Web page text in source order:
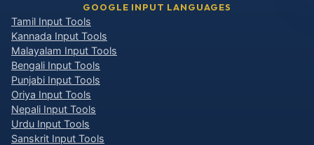
GOOGLE INPUT LANGUAGES
Tamil Input Tools
Kannada Input Tools
Malayalam Input Tools
Bengali Input Tools
Punjabi Input Tools
Oriya Input Tools
Nepali Input Tools
Urdu Input Tools
Sanskrit Input Tools